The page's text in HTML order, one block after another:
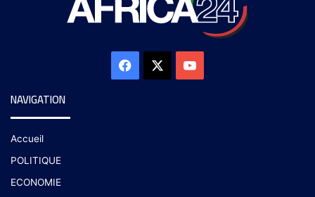
NAVIGATION
Accueil
POLITIQUE
ECONOMIE